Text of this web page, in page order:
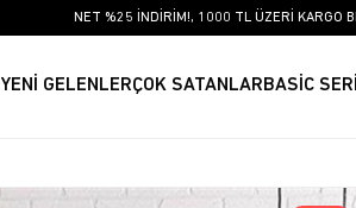
NET %25 İNDİRİM!, 1000 TL ÜZERİ KARGO
YENİ GELENLERÇOK SATANLARBASİC SERİ